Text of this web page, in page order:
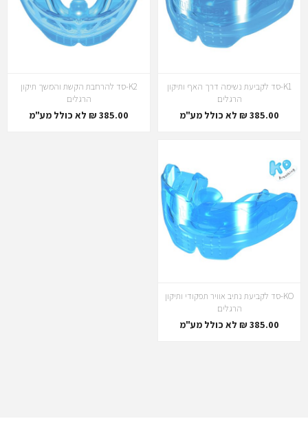
K1-סד לקביעת נשימה דרך האף ותיקון
הרגלים
385.00 ₪ לא כולל מע"מ
K2-סד להרחבת הקשת והמשך תיקון
הרגלים
385.00 ₪ לא כולל מע"מ
KO-סד לקביעת נתיב אוויר תפקודי ותיקון
הרגלים
385.00 ₪ לא כולל מע"מ